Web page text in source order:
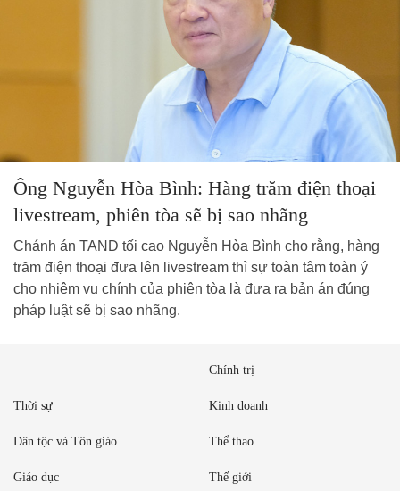
Ông Nguyễn Hòa Bình: Hàng trăm điện thoại
livestream, phiên tòa sẽ bị sao nhãng
Chánh án TAND tối cao Nguyễn Hòa Bình cho rằng, hàng
trăm điện thoại đưa lên livestream thì sự toàn tâm toàn ý
cho nhiệm vụ chính của phiên tòa là đưa ra bản án đúng
pháp luật sẽ bị sao nhãng.
Chính trị
Thời sự Kinh doanh
Dân tộc và Tôn giáo Thể thao
Giáo dục Thế giới